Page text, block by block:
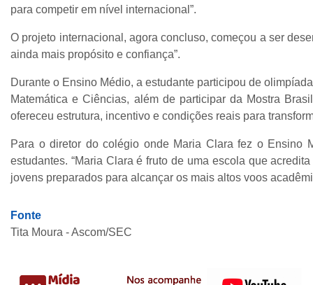
para competir em nível internacional”.
O projeto internacional, agora concluso, começou a ser
ainda mais propósito e confiança”.
Durante o Ensino Médio, a estudante participou de
Matemática e Ciências, além de participar da Mostra
ofereceu estrutura, incentivo e condições reais para
Para o diretor do colégio onde Maria Clara fez o Ensino
estudantes. “Maria Clara é fruto de uma escola que
jovens preparados para alcançar os mais altos voos
Fonte
Tita Moura - Ascom/SEC